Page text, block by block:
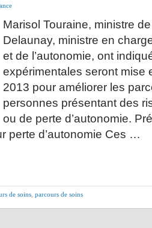
Marisol Touraine, ministre
Delaunay, ministre en
et de l’autonomie, ont
expérimentales seront mise
2013 pour améliorer les
personnes présentant des
ou de perte d’autonomie.
perte d’autonomie Ces …
de soins parcours de soins